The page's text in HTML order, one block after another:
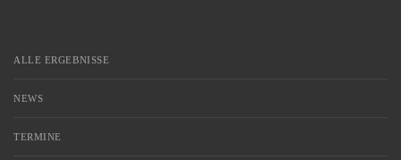
ALLE ERGEBNISSE
NEWS
TERMINE